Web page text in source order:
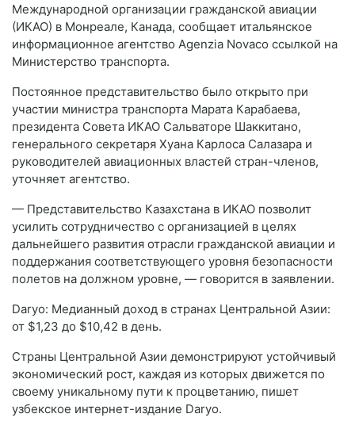
Международной организации гражданской авиации
(ИКАО) в Монреале, Канада, сообщает итальянское
информационное агентство Agenzia Novaсо ссылкой на
Министерство транспорта.
Постоянное представительство было открыто при
участии министра транспорта Марата Карабаева,
президента Совета ИКАО Сальваторе Шаккитано,
генерального секретаря Хуана Карлоса Салазара и
руководителей авиационных властей стран-членов,
уточняет агентство.
— Представительство Казахстана в ИКАО позволит
усилить сотрудничество с организацией в целях
дальнейшего развития отрасли гражданской авиации и
поддержания соответствующего уровня безопасности
полетов на должном уровне, — говорится в заявлении.
Daryo: Медианный доход в странах Центральной Азии:
от $1,23 до $10,42 в день.
Страны Центральной Азии демонстрируют устойчивый
экономический рост, каждая из которых движется по
своему уникальному пути к процветанию, пишет
узбекское интернет-издание Daryo.